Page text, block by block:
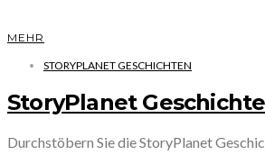
MEHR
STORYPLANET GESCHICHTEN
StoryPlanet
Durchstöbern Sie die StoryPlanet